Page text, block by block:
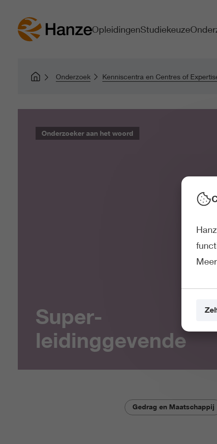
OpleidingenStudiekeuze
Onderzoek Kenniscentra en Centres of
Super­
leidinggevende
Onderzoeker aan het woord
Gedrag en Maatschappij